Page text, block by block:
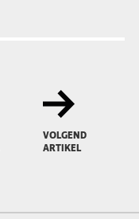
VOLGEND
ARTIKEL